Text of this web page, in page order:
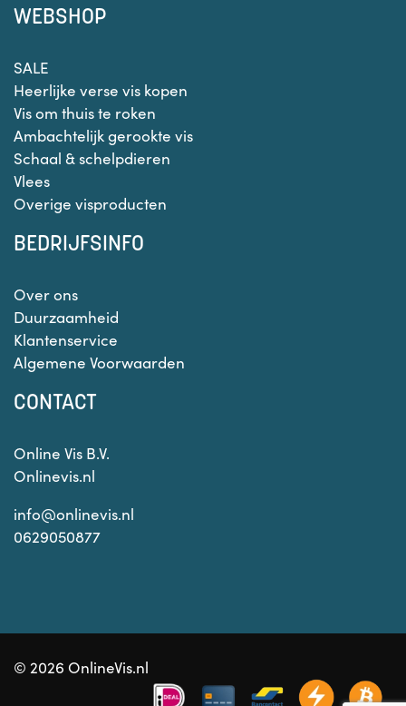
WEBSHOP
SALE
Heerlijke verse vis kopen
Vis om thuis te roken
Ambachtelijk gerookte vis
Schaal & schelpdieren
Vlees
Overige visproducten
BEDRIJFSINFO
Over ons
Duurzaamheid
Klantenservice
Algemene Voorwaarden
CONTACT
Online Vis B.V.
Onlinevis.nl
info@onlinevis.nl
0629050877
© 2026 OnlineVis.nl